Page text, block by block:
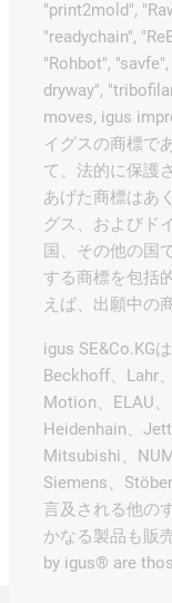
"print2mold",
"readychain",
"Rohbot",
dryway",
moves, igus
イグスの商標で
て、法的に保護
あげた商標はあ
グス、およびド
国、その他の国
する商標を包括
えば、出願中の
igus SE&Co.KG
Beckhoff、Lahr
Motion、ELAU、
Heidenhain、
Mitsubishi、
Siemens、
言及される他の
かなる製品も販
by igus® are